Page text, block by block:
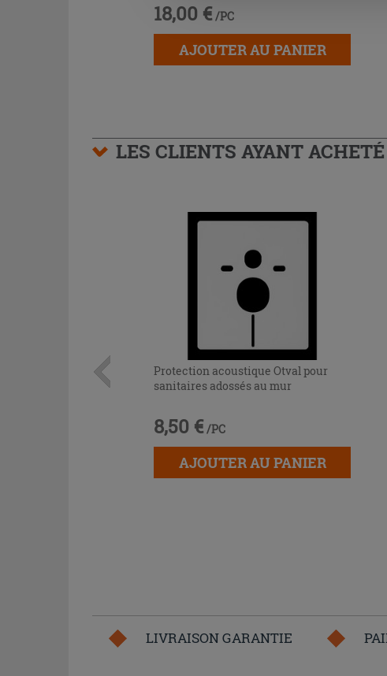
18,00 € /PC
AJOUTER AU PANIER
LES CLIENTS AYANT
Protection acoustique Otval pour
sanitaires adossés au mur
8,50 € /PC
AJOUTER AU PANIER
LIVRAISON GARANTIE